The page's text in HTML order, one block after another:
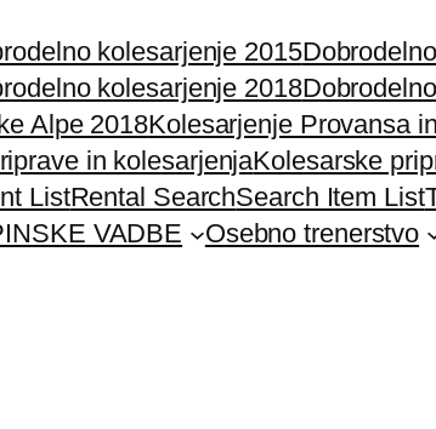
kolesarjenje 2015
kolesarjenje 2018
Alpe 2018Kolesarjenje Provansa
in kolesarjenjaKolesarske
ListRental SearchSearch Item List
VADBE Osebno trenerstvo